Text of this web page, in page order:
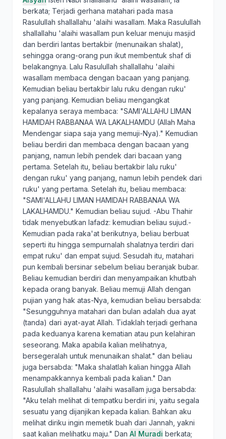
berkata; Terjadi gerhana matahari pada masa
Rasulullah shallallahu 'alaihi wasallam. Maka Rasulullah
shallallahu 'alaihi wasallam pun keluar menuju masjid
dan berdiri lantas bertakbir (menunaikan shalat),
sehingga orang-orang pun ikut membentuk shaf di
belakangnya. Lalu Rasulullah shallallahu 'alaihi
wasallam membaca dengan bacaan yang panjang.
Kemudian beliau bertakbir lalu ruku dengan ruku'
yang panjang. Kemudian beliau mengangkat
kepalanya seraya membaca: "SAMI'ALLAHU LIMAN
HAMIDAH RABBANAA WA LAKALHAMDU (Allah Maha
Mendengar siapa saja yang memuji-Nya)." Kemudian
beliau berdiri dan membaca dengan bacaan yang
panjang, namun lebih pendek dari bacaan yang
pertama. Setelah itu, beliau bertakbir lalu ruku'
dengan ruku' yang panjang, namun lebih pendek dari
ruku' yang pertama. Setelah itu, beliau membaca:
"SAMI'ALLAHU LIMAN HAMIDAH RABBANAA WA
LAKALHAMDU." Kemudian beliau sujud. -Abu Thahir
tidak menyebutkan lafadz: kemudian beliau sujud.-
Kemudian pada raka'at berikutnya, beliau berbuat
seperti itu hingga sempurnalah shalatnya terdiri dari
empat ruku' dan empat sujud. Sesudah itu, matahari
pun kembali bersinar sebelum beliau beranjak bubar.
Beliau kemudian berdiri dan menyampaikan khutbah
kepada orang banyak. Beliau memuji Allah dengan
pujian yang hak atas-Nya, kemudian beliau bersabda:
"Sesungguhnya matahari dan bulan adalah dua ayat
(tanda) dari ayat-ayat Allah. Tidaklah terjadi gerhana
pada keduanya karena kematian atau pun kelahiran
seseorang. Maka apabila kalian melihatnya,
bersegeralah untuk menunaikan shalat." dan beliau
juga bersabda: "Maka shalatlah kalian hingga Allah
menampakkannya kembali pada kalian." Dan
Rasulullah shallallahu 'alaihi wasallam juga bersabda:
"Aku telah melihat di tempatku berdiri ini, yaitu segala
sesuatu yang dijanjikan kepada kalian. Bahkan aku
melihat diriku ingin memetik buah dari Jannah, yakni
saat kalian melihatku maju." Dan Al Muradi berkata;